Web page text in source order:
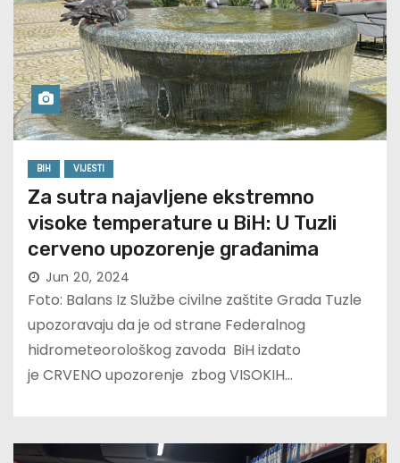
BIH VIJESTI
Za sutra najavljene ekstremno
visoke temperature u BiH: U Tuzli
cerveno upozorenje građanima
Jun 20, 2024
Foto: Balans Iz Službe civilne zaštite Grada Tuzle
upozoravaju da je od strane Federalnog
hidrometeorološkog zavoda BiH izdato
je CRVENO upozorenje zbog VISOKIH…